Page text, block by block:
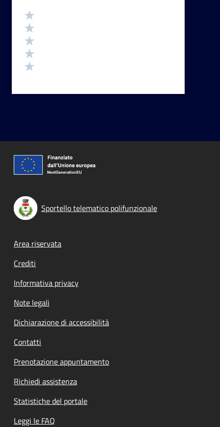
Valutazione
Sportello telematico polifunzionale
Footer menu
Area riservata
Crediti
Informativa privacy
Note legali
Dichiarazione di accessibilità
Contatti
Prenotazione appuntamento
Richiedi assistenza
Statistiche del portale
Leggi le FAQ